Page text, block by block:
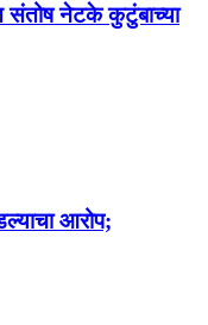
संतोष नेटके कुटुंबाच्या
आरोप;